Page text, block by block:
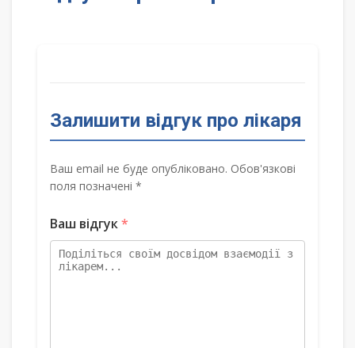
Залишити відгук про лікаря
Ваш email не буде опубліковано. Обов'язкові
поля позначені *
Ваш відгук*